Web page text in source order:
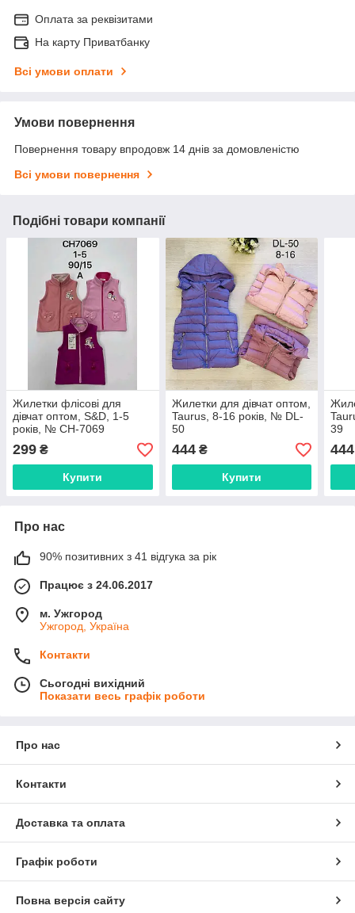
Оплата за реквізитами
На карту Приватбанку
Всі умови оплати
Умови повернення
Повернення товару впродовж 14 днів за домовленістю
Всі умови повернення
Подібні товари компанії
Жилетки флісові для
дівчат оптом, S&D, 1-5
років, № CH-7069
299 ₴
Купити
Жилетки для дівчат оптом,
Taurus, 8-16 років, № DL-
50
444₴
Купити
39
444
Про нас
90% позитивних з 41 відгука за рік
Працює з 24.06.2017
м. Ужгород
Ужгород, Україна
Контакти
Сьогодні вихідний
Показати весь графік роботи
Про нас
Контакти
Доставка та оплата
Графік роботи
Повна версія сайту